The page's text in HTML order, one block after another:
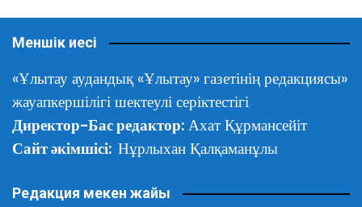
Меншік иесі
«Ұлытау аудандық «Ұлытау» газетінің редакциясы»
жауапкершілігі шектеулі серіктестігі
Директор-Бас редактор: Ахат Құрмансейіт
Сайт әкімшісі: Нұрлыхан Қалқаманұлы
Редакция мекен жайы